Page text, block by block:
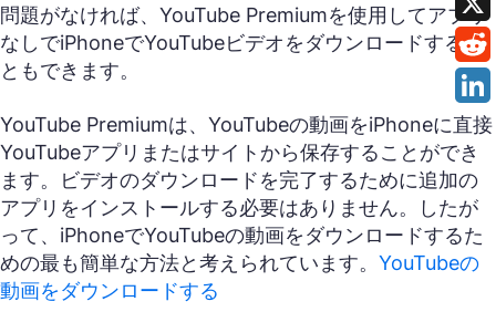
問題がなければ、YouTube Premiumを使用してアプリ
なしでiPhoneでYouTubeビデオをダウンロードするこ
ともできます。
YouTube Premiumは、YouTubeの動画をiPhoneに直接
YouTubeアプリまたはサイトから保存することができ
ます。ビデオのダウンロードを完了するために追加の
アプリをインストールする必要はありません。したが
って、iPhoneでYouTubeの動画をダウンロードするた
めの最も簡単な方法と考えられています。 YouTubeの
動画をダウンロードする